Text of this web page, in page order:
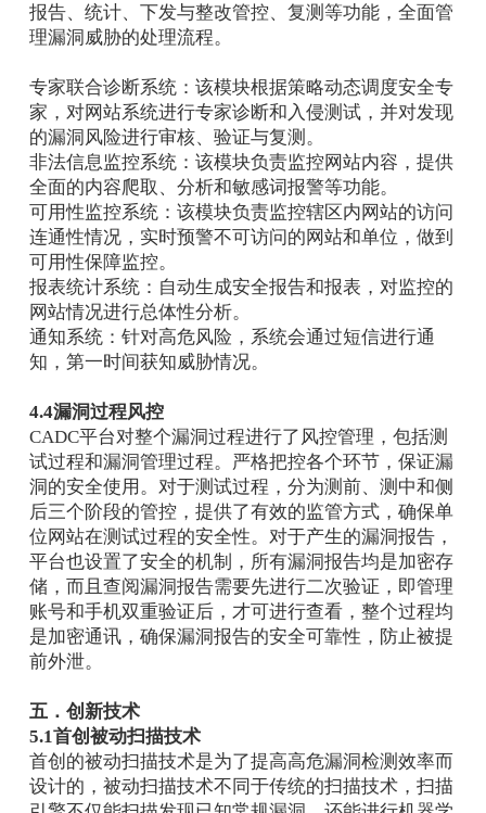
报告、统计、下发与整改管控、复测等功能，全面管
理漏洞威胁的处理流程。
专家联合诊断系统：该模块根据策略动态调度安全专
家，对网站系统进行专家诊断和入侵测试，并对发现
的漏洞风险进行审核、验证与复测。
非法信息监控系统：该模块负责监控网站内容，提供
全面的内容爬取、分析和敏感词报警等功能。
可用性监控系统：该模块负责监控辖区内网站的访问
连通性情况，实时预警不可访问的网站和单位，做到
可用性保障监控。
报表统计系统：自动生成安全报告和报表，对监控的
网站情况进行总体性分析。
通知系统：针对高危风险，系统会通过短信进行通
知，第一时间获知威胁情况。
4.4漏洞过程风控
CADC平台对整个漏洞过程进行了风控管理，包括测
试过程和漏洞管理过程。严格把控各个环节，保证漏
洞的安全使用。对于测试过程，分为测前、测中和侧
后三个阶段的管控，提供了有效的监管方式，确保单
位网站在测试过程的安全性。对于产生的漏洞报告，
平台也设置了安全的机制，所有漏洞报告均是加密存
储，而且查阅漏洞报告需要先进行二次验证，即管理
账号和手机双重验证后，才可进行查看，整个过程均
是加密通讯，确保漏洞报告的安全可靠性，防止被提
前外泄。
五．创新技术
5.1首创被动扫描技术
首创的被动扫描技术是为了提高高危漏洞检测效率而
设计的，被动扫描技术不同于传统的扫描技术，扫描